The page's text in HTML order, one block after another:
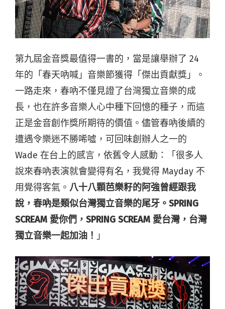
第九屆金音獎最值得一書的，當是讓舉辦了 24
年的「春天吶喊」音樂節獲得「傑出貢獻獎」。
一路走來，春吶不僅見證了台灣獨立音樂的成
長，也在許多音樂人心中種下回憶的種子，而這
正是金音創作獎所期待的價值。儘管春吶後續的
遭遇令樂迷不勝唏噓，可回味創辦人之一的
Wade 在台上的感言，依舊令人感動：「很多人
說來春吶表演就會變得有名，我覺得 Mayday 不
用覺得客氣。 八十八顆芭樂籽的阿強曾經跟我
說，春吶是類似台灣獨立音樂的尾牙。SPRING
SCREAM 愛你們，SPRING SCREAM 愛台灣，台灣
獨立音樂一起加油！ 」